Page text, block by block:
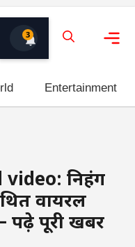
3
Entertainment
निहंग
वायरल
पढ़े पूरी खबर